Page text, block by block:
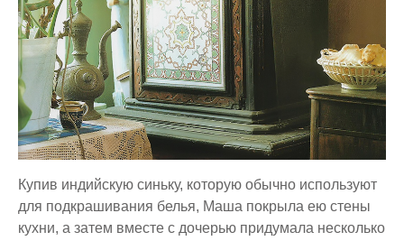
Купив индийскую синьку, которую обычно используют
для подкрашивания белья, Маша покрыла ею стены
кухни, а затем вместе с дочерью придумала несколько